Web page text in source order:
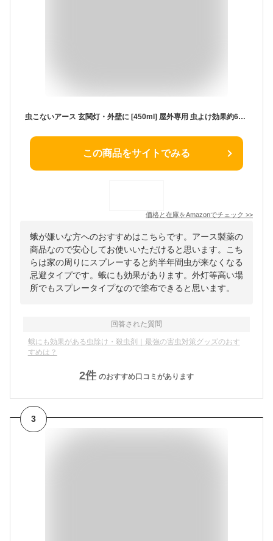
虫こないアース 玄関灯・外壁に [450ml] 屋外専用 虫よけ効果約6ヵ月続く長日数持続タイプ カメムシ 羽アリ ガ (アース製薬)
この商品をサイトでみる
価格と在庫をAmazonでチェック >>
蛾が嫌いな方へのおすすめはこちらです。アース製薬の
商品なので安心してお使いいただけると思います。こち
らは家の周りにスプレーすると約半年間虫が来なくなる
忌避タイプです。蛾にも効果があります。外灯等高い場
所でもスプレータイプなので塗布できると思います。
回答された質問
蛾にも効果がある虫除け・殺虫剤｜最強の害虫対策グッズのおす
すめは？
2件 のおすすめ口コミがあります
3